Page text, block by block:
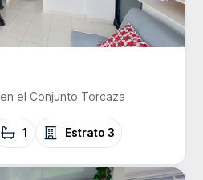
en el Conjunto Torcaza
1 Estrato 3